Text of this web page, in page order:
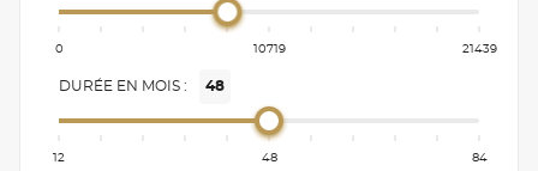
0 10719 21439
DURÉE EN MOIS : 48
12 48 84